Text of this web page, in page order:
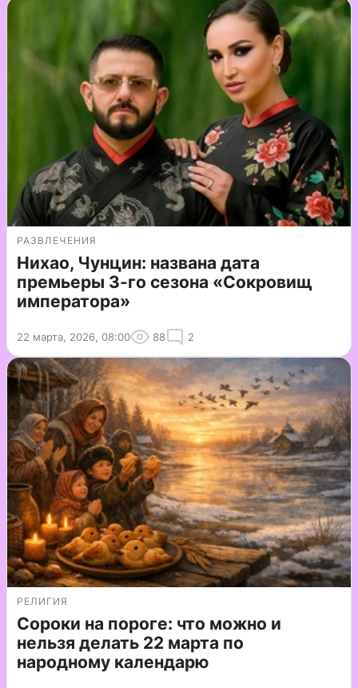
РАЗВЛЕЧЕНИЯ
Нихао, Чунцин: названа дата
премьеры 3-го сезона «Сокровищ
императора»
22 марта, 2026, 08:00 88 2
РЕЛИГИЯ
Сороки на пороге: что можно и
нельзя делать 22 марта по
народному календарю